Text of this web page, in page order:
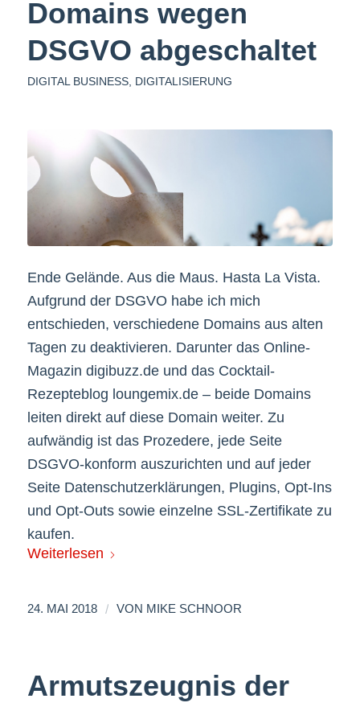
Domains wegen
DSGVO abgeschaltet
DIGITAL BUSINESS, DIGITALISIERUNG
Ende Gelände. Aus die Maus. Hasta La Vista.
Aufgrund der DSGVO habe ich mich
entschieden, verschiedene Domains aus alten
Tagen zu deaktivieren. Darunter das Online-
Magazin digibuzz.de und das Cocktail-
Rezepteblog loungemix.de – beide Domains
leiten direkt auf diese Domain weiter. Zu
aufwändig ist das Prozedere, jede Seite
DSGVO-konform auszurichten und auf jeder
Seite Datenschutzerklärungen, Plugins, Opt-Ins
und Opt-Outs sowie einzelne SSL-Zertifikate zu
kaufen.
Weiterlesen
24. MAI 2018 / VON MIKE SCHNOOR
Armutszeugnis der